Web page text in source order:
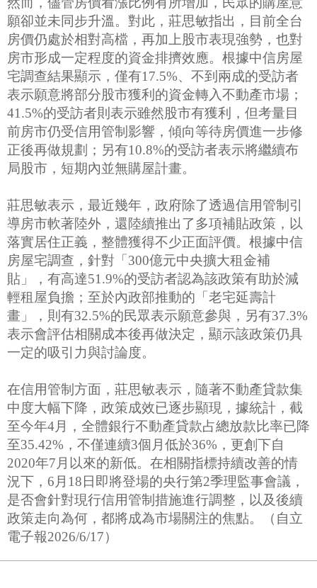
願卻並未同步升溫。對此，莊思敏指出，目前全台
房價仍處於相對高檔，再加上股市表現強勢，也對
房市形成一定程度的資金排擠效應。根據中信房屋
宅調查結果顯示，僅有17.5%、不到兩成的受訪者
表示願意將部分股市獲利的資金轉入不動產市場；
41.5%的受訪者則表示雖然股市有獲利，但考量目
前房市仍受信用管制影響，傾向等待房價進一步修
正後再做規劃；另有10.8%的受訪者表示將繼續布
局股市，短期內並無購屋計畫。
莊思敏表示，最近幾年，政府除了透過信用管制引
導房市軟著陸外，還陸續推出了多項補貼政策，以
落實居住正義，整體獲得不少正面評價。根據中信
房屋宅調查，針對「300億元中央擴大租金補
貼」，有高達51.9%的受訪者認為該政策有助於減
輕租屋負擔；至於內政部推動的「老宅延壽計
畫」，則有32.5%的民眾表示願意參與，另有37.3%
表示會評估相關成本後再做決定，顯示該政策仍具
一定的吸引力與討論度。
在信用管制方面，莊思敏表示，隨著不動產貸款集
中度大幅下降，政策成效已逐步顯現，據統計，截
至今年4月，全體銀行不動產貸款占總放款比率已降
至35.42%，不僅連續3個月低於36%，更創下自
2020年7月以來的新低。在相關指標持續改善的情
況下，6月18日即將登場的央行第2季理監事會議，
是否會針對現行信用管制措施進行調整，以及後續
政策走向為何，都將成為市場關注的焦點。（自立
電子報2026/6/17）